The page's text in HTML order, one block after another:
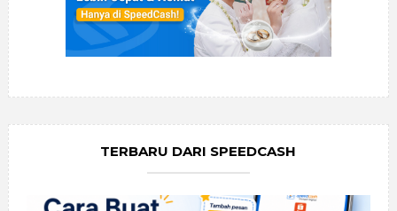
TERBARU DARI SPEEDCASH